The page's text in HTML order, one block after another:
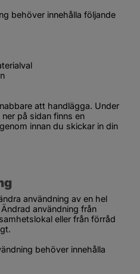
behöver innehålla följande
att handlägga. Under
ner på sidan finns en
innan du skickar in din
användning av en hel
användning från
eller från förråd
behöver innehålla